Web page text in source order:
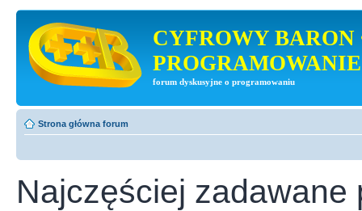
CYFROWY BARON
PROGRAMOWANIE
forum dyskusyjne o programowaniu
Strona główna forum
Najczęściej zadawane